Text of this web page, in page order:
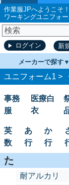
作業服JPへようこそ
ワーキングユニフォ
ログイン 新
メーカーで探す
ユニフォーム1 >
事務
服
医療白
衣
英
数
あ
行
か
行
た
耐アルカリ